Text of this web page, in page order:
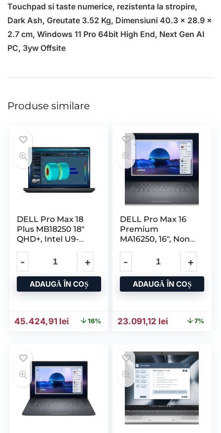
Touchpad si taste numerice, rezistenta la stropire,
Dark Ash, Greutate 3.52 Kg, Dimensiuni 40.3 x 28.9 x
2.7 cm, Windows 11 Pro 64bit High End, Next Gen AI
PC, 3yw Offsite
Produse similare
DELL Pro Max 18
Plus MB18250 18″
QHD+, Intel U9-
ADAUGĂ ÎN COȘ
Prețul inițial a fost: 54.359,28 lei.
45.424,91 lei Prețul curent este: 45.424,91 lei.
16%
DELL Pro Max 16
Premium
MA16250, 16″, Non-
ADAUGĂ ÎN COȘ
Prețul inițial a fost:
23.091,12 lei Prețul7%